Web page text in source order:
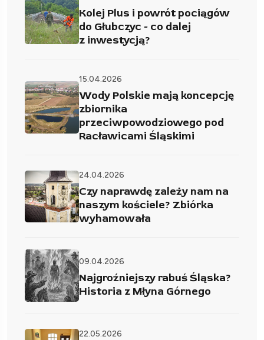
Kolej Plus i powrót pociągów
do Głubczyc - co dalej
z inwestycją?
15.04.2026
Wody Polskie mają koncepcję
zbiornika
przeciwpowodziowego pod
Racławicami Śląskimi
24.04.2026
Czy naprawdę zależy nam na
naszym kościele? Zbiórka
wyhamowała
09.04.2026
Najgroźniejszy rabuś Śląska?
Historia z Młyna Górnego
22.05.2026